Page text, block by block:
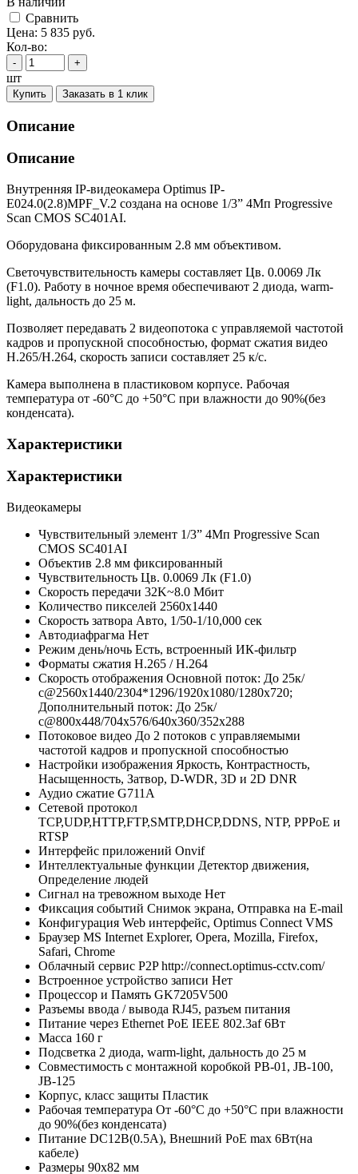
Cравнить
Цена: 5 835 руб.
Кол-во:
- +
шт
Купить Заказать в 1 клик
Описание
Описание
Внутренняя IP-видеокамера Optimus IP-
E024.0(2.8)MPF_V.2 создана на основе 1/3” 4Мп Progressive
Scan CMOS SC401AI.
Оборудована фиксированным 2.8 мм объективом.
Светочувствительность камеры составляет Цв. 0.0069 Лк
(F1.0). Работу в ночное время обеспечивают 2 диода, warm-
light, дальность до 25 м.
Позволяет передавать 2 видеопотока с управляемой частотой
кадров и пропускной способностью, формат сжатия видео
H.265/H.264, скорость записи составляет 25 к/с.
Камера выполнена в пластиковом корпусе. Рабочая
температура от -60°С до +50°С при влажности до 90%(без
конденсата).
Характеристики
Характеристики
Видеокамеры
Чувствительный элемент 1/3” 4Мп Progressive Scan
CMOS SC401AI
Объектив 2.8 мм фиксированный
Чувствительность Цв. 0.0069 Лк (F1.0)
Скорость передачи 32K~8.0 Мбит
Количество пикселей 2560х1440
Скорость затвора Авто, 1/50-1/10,000 сек
Автодиафрагма Нет
Режим день/ночь Есть, встроенный ИК-фильтр
Форматы сжатия H.265 / H.264
Скорость отображения Основной поток: До 25к/
с@2560x1440/2304*1296/1920х1080/1280x720;
Дополнительный поток: До 25к/
с@800x448/704х576/640x360/352х288
Потоковое видео До 2 потоков с управляемыми
частотой кадров и пропускной способностью
Настройки изображения Яркость, Контрастность,
Насыщенность, Затвор, D-WDR, 3D и 2D DNR
Аудио сжатие G711A
Сетевой протокол
TCP,UDP,HTTP,FTP,SMTP,DHCP,DDNS, NTP, PPPoE и
RTSP
Интерфейс приложений Onvif
Интеллектуальные функции Детектор движения,
Определение людей
Сигнал на тревожном выходе Нет
Фиксация событий Снимок экрана, Отправка на E-mail
Конфигурация Web интерфейс, Optimus Connect VMS
Браузер MS Internet Explorer, Opera, Mozilla, Firefox,
Safari, Chrome
Облачный сервис P2P http://connect.optimus-cctv.com/
Встроенное устройство записи Нет
Процессор и Память GK7205V500
Разъемы ввода / вывода RJ45, разъем питания
Питание через Ethernet PoE IEEE 802.3af 6Вт
Масса 160 г
Подсветка 2 диода, warm-light, дальность до 25 м
Совместимость с монтажной коробкой PB-01, JB-100,
JB-125
Корпус, класс защиты Пластик
Рабочая температура От -60°С до +50°С при влажности
до 90%(без конденсата)
Питание DC12В(0.5А), Внешний PoE max 6Вт(на
кабеле)
Размеры 90x82 мм